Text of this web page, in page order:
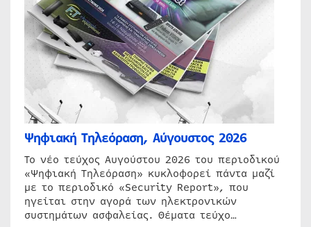
Ψηφιακή Τηλεόραση, Αύγουστος 2026
Το νέο τεύχος Αυγούστου 2026 του περιοδικού
«Ψηφιακή Τηλεόραση» κυκλοφορεί πάντα μαζί
με το περιοδικό «Security Report», που
ηγείται στην αγορά των ηλεκτρονικών
συστημάτων ασφαλείας. Θέματα τεύχο…